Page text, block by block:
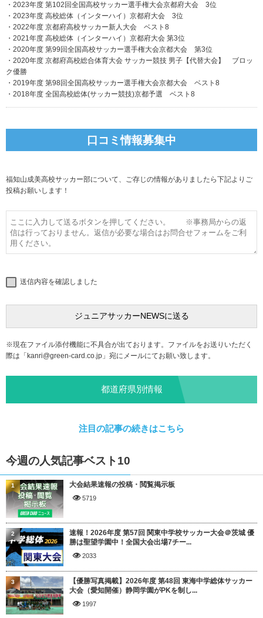
・2023年度 第102回全国高校サッカー選手権大会京都府大会 3位
・2023年度 高校総体（インターハイ）京都府大会 3位
・2022年度 京都府高校サッカー新人大会 ベスト8
・2021年度 高校総体（インターハイ）京都府大会 第3位
・2020年度 第99回全国高校サッカー選手権大会京都大会 第3位
・2020年度 京都府高校総合体育大会 サッカー競技 男子【代替大会】 ブロッ
ク優勝
・2019年度 第98回全国高校サッカー選手権大会京都大会 ベスト8
・2018年度 全国高校総体(サッカー競技)京都予選 ベスト8
口コミ情報募集中
福知山成美高校サッカー部について、ご存じの情報がありましたら下記よりご
投稿お願いします！
送信内容を確認しました
※現在ファイル添付機能に不具合が出ております。ファイルをお送りいただく
際は「 kanri@green-card.co.jp 」宛にメールにてお願い致します。
都道府県別情報
注目の記事の続きはこちら
今週の人気記事ベスト10
大会結果速報の投稿・閲覧掲示板
5719
1
速報！2026年度 第57回 関東中学校サッカー大会＠茨城 優
勝は聖望学園中！全国大会出場7チー...
2033
2
【優勝写真掲載】2026年度 第48回 東海中学総体サッカー
大会（愛知開催）静岡学園がPKを制し...
1997
3